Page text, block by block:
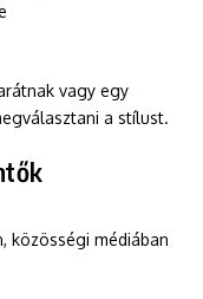
vagy egy
a stílust.
közösségi médiában